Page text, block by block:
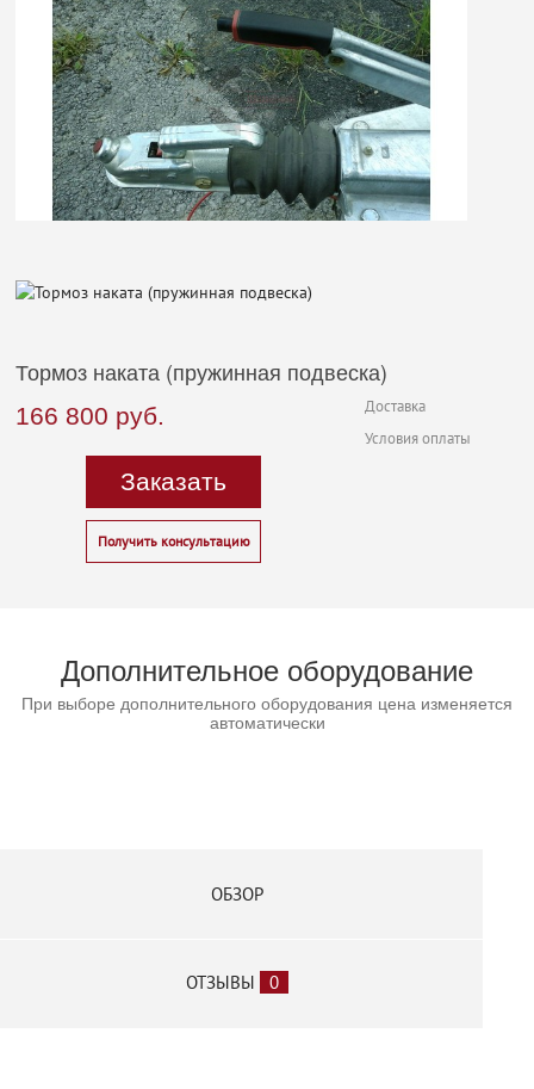
Тормоз наката (пружинная подвеска)
166 800 руб.
Доставка
Условия оплаты
Заказать
Получить консультацию
Дополнительное оборудование
При выборе дополнительного оборудования цена изменяется
автоматически
ОБЗОР
ОТЗЫВЫ 0